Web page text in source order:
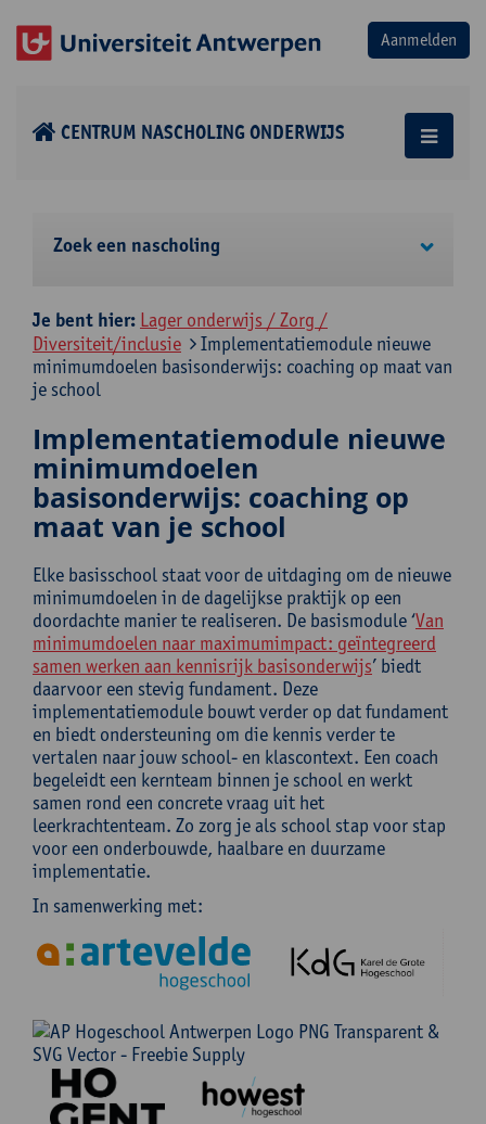
CENTRUM NASCHOLING ONDERWIJS
Zoek een nascholing
Je bent hier: Lager onderwijs / Zorg /
Diversiteit/inclusie
Implementatiemodule nieuwe
minimumdoelen basisonderwijs: coaching op maat van
je school
Implementatiemodule nieuwe
minimumdoelen
basisonderwijs: coaching op
maat van je school
Elke basisschool staat voor de uitdaging om de nieuwe
minimumdoelen in de dagelijkse praktijk op een
doordachte manier te realiseren. De basismodule ‘Van
minimumdoelen naar maximumimpact: geïntegreerd
samen werken aan kennisrijk basisonderwijs’ biedt
daarvoor een stevig fundament. Deze
implementatiemodule bouwt verder op dat fundament
en biedt ondersteuning om die kennis verder te
vertalen naar jouw school- en klascontext. Een coach
begeleidt een kernteam binnen je school en werkt
samen rond een concrete vraag uit het
leerkrachtenteam. Zo zorg je als school stap voor stap
voor een onderbouwde, haalbare en duurzame
implementatie.
In samenwerking met: